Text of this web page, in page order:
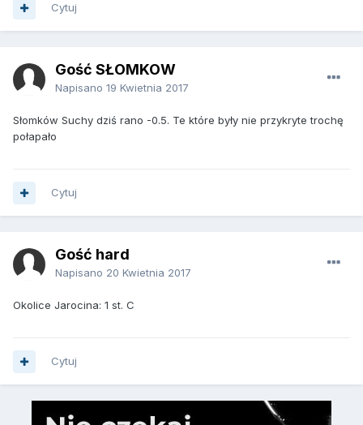
Cytuj
Gość SŁOMKÓW
Napisano 19 Kwietnia 2017
Słomków Suchy dziś rano -0.5. Te które były nie przykryte trochę
połapało
Cytuj
Gość hard
Napisano 20 Kwietnia 2017
Okolice Jarocina: 1 st. C
Cytuj